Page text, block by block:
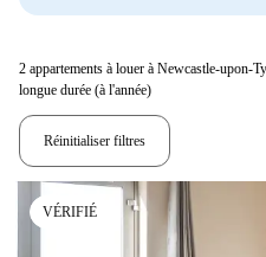
2 appartements à louer à Newcastle-upon-
longue durée (à l'année)
Réinitialiser filtres
VÉRIFIÉ